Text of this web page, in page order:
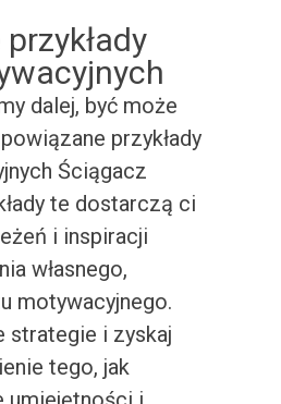
dalej, być może
przykłady
Ściągacz
te dostarczą ci
i inspiracji
własnego,
motywacyjnego.
strategie i zyskaj
tego, jak